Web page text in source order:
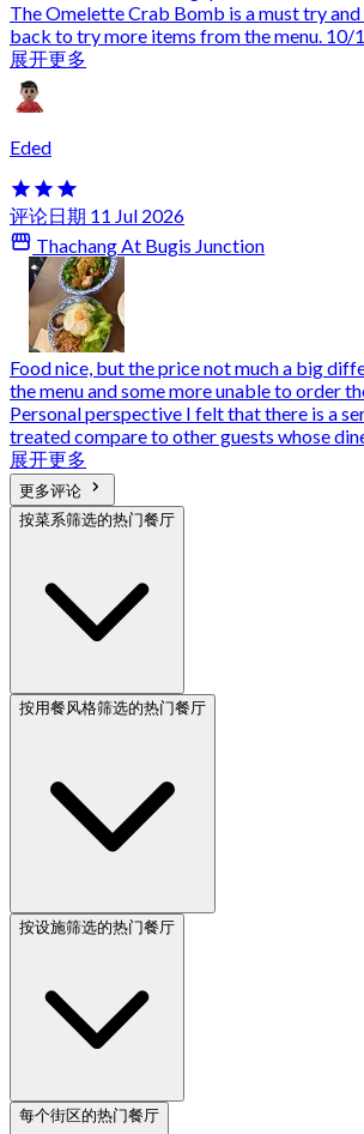
The Omelette Crab Bomb is a must try
back to try more items from the menu. 10/
展开更多
Eded
评论日期 11 Jul 2026
Thachang At Bugis Junction
Food nice, but the price not much a big
the menu and some more unable to order
Personal perspective I felt that there is a
treated compare to other guests whose
展开更多
更多评论
按菜系筛选的热门餐厅
按用餐风格筛选的热门餐厅
按设施筛选的热门餐厅
每个街区的热门餐厅